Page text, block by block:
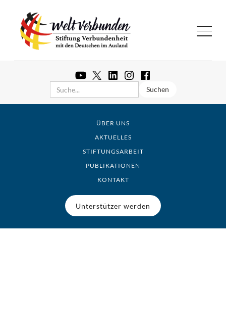
ÜBER UNS
AKTUELLES
STIFTUNGSARBEIT
PUBLIKATIONEN
KONTAKT
Unterstützer werden